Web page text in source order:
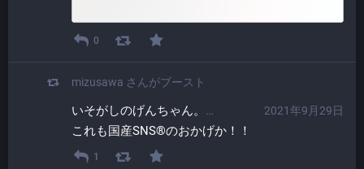
0
mizusawa さんがブースト
2021年9月29日
いそがしのげんちゃん。​
これも国産SNS®のおかげか！！
1